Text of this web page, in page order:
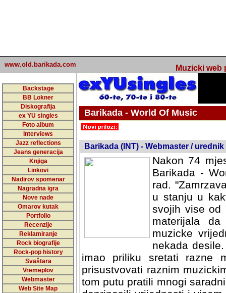
www.old.barikada.com Muzicki web
Backstage
BB Lokner
Diskografija
ex YU singles
Foto album
Interviews
Jazz reflections
Jeans generacija
Knjiga
Linkovi
Nadirov spomenar
Nagradna igra
Nove nade
Omarov kutak
Portfolio
Recenzije
Reklamiranje
Rock biografije
Rock-pop history
Svaštara
Vremeplov
Webmaster
Web Site Map
Barikada - World Of Music
Barikada (INT) - Webmaster / urednik
Nakon 74
Barikada -
rad.
u stanju u
svojih vise od
materijala
muzicke
nekada
imao priliku sretati razne
prisustvovati raznim
tom putu pratili mnogi